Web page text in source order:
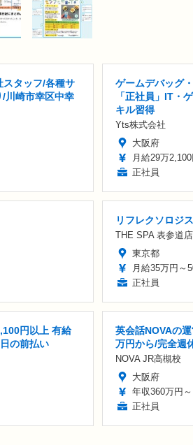
スタッフ/各種サ
川崎市幸区中幸
ゲームデバッグ
「正社員」IT・
キル習得
Yts株式会社
大阪府
月給29万
正社員
リフレクソロジ
THE SPA 表参道店
東京都
月給35万円～
正社員
円以上 ️有給
の前払い
英会話NOVAの
万円から/完全週
NOVA JR高槻校
大阪府
年収360万円～
正社員